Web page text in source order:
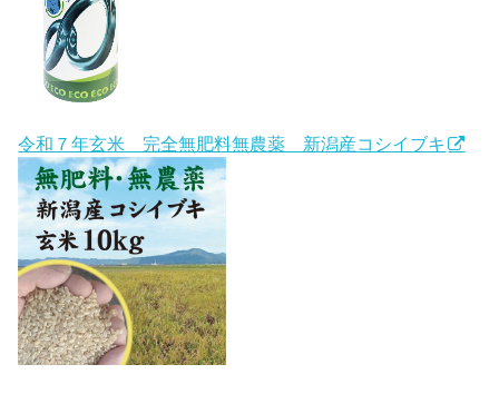
令和７年玄米 完全無肥料無農薬 新潟産コシイブキ